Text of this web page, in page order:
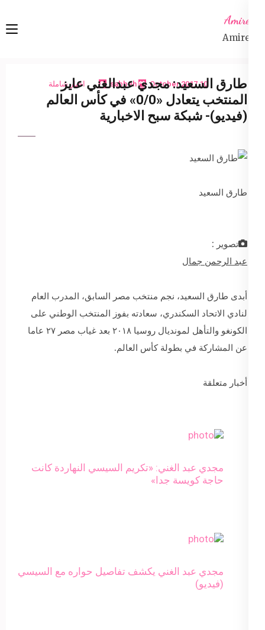
content
Enter)
Amireta
Amireta
10 October 2017
sabbeh اخبار شاملة
طارق السعيد: مجدي عبدالغني عايز
المنتخب يتعادل «0/0» في كأس العالم
(فيديو)- شبكة سبح الاخبارية
طارق السعيد
تصوير :
عبد الرحمن جمال
أبدى طارق السعيد، نجم منتخب مصر السابق، المدرب العام
لنادي الاتحاد السكندري، سعادته بفوز المنتخب الوطني على
الكونغو والتأهل لمونديال روسيا ٢٠١٨ بعد غياب مصر ٢٧ عاما
عن المشاركة في بطولة كأس العالم.
أخبار متعلقة
مجدي عبد الغني: «تكريم السيسي النهاردة كانت
حاجة كويسة جدا»
مجدي عبد الغني يكشف تفاصيل حواره مع السيسي
(فيديو)